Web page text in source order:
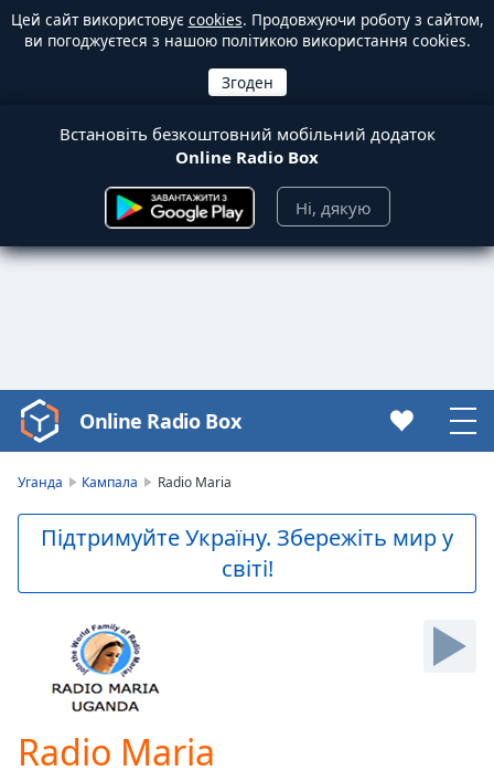
Цей сайт використовує cookies. Продовжуючи роботу з сайтом,
ви погоджуєтеся з нашою політикою використання cookies.
Встановіть безкоштовний мобільний додаток
Online Radio Box
Ні, дякую
Video
Player
Video
Skip
Online Radio Box
Уганда Кампала Radio Maria
Підтримуйте Україну. Збережіть мир у
світі!
Radio Maria